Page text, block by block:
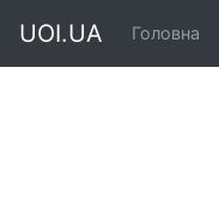
UOI.UA Головна